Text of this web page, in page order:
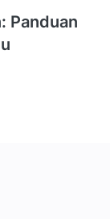
Panduan